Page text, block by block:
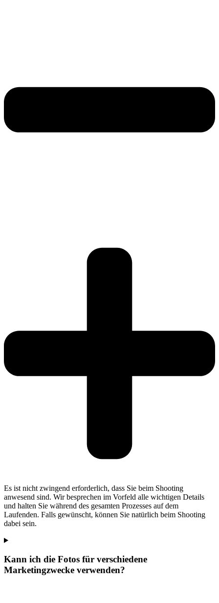
Es ist nicht zwingend erforderlich, dass Sie beim Shooting
anwesend sind. Wir besprechen im Vorfeld alle wichtigen Details
und halten Sie während des gesamten Prozesses auf dem
Laufenden. Falls gewünscht, können Sie natürlich beim Shooting
dabei sein.
Kann ich die Fotos für verschiedene
Marketingzwecke verwenden?